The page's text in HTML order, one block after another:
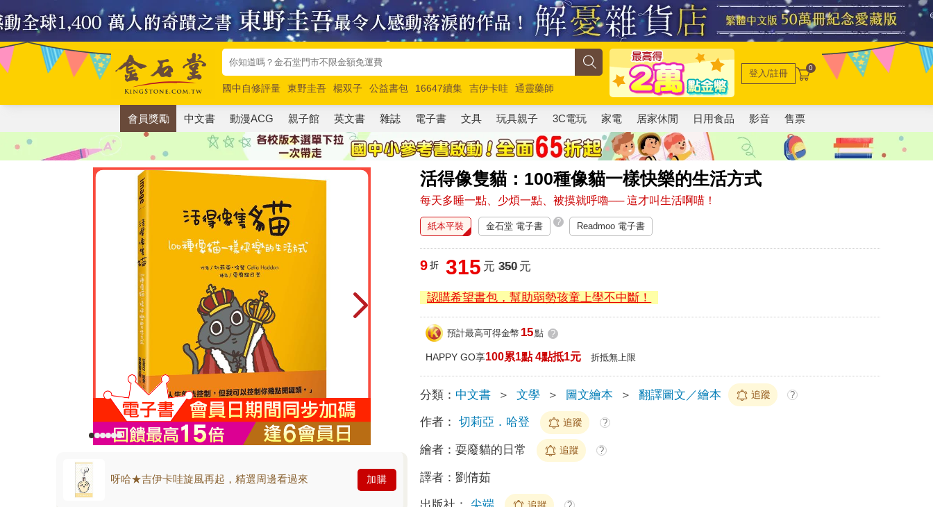
國中自修評量 東野圭吾 楊双子 公益書包 16647續集 吉伊卡哇
通靈藥師
唯紅花綻放
奧德賽 路邊攤新作 馬斯克 玩具總動員5 超慢跑
登入/註冊 0
會員獎勵 中文書 動漫ACG 親子館 英文書 雜誌 電子書 文具 玩具親子 3C電玩 家電 居家休閒 日用食品 影音 售票
活得像隻貓：100種像貓一樣快樂的生活方式
每天多睡一點、少煩一點、被摸就呼嚕── 這才叫生活啊喵！
呀哈★吉伊卡哇旋風再起，精選周邊看過來 加購
紙本平裝 金石堂 電子書 ? Readmoo 電子書
9 折 315 元 350元
認購希望書包，幫助弱勢孩童上學不中斷！
預計最高可得金幣 15點 ?
HAPPY GO享100累1點 4點抵1元 折抵無上限
分類： 中文書 ＞ 文學 ＞ 圖文繪本 ＞ 翻譯圖文／繪本 追蹤 ?
作者： 切莉亞．哈登 追蹤 ?
繪者：耍廢貓的日常 追蹤 ?
譯者：劉倩茹
出版社： 尖端 追蹤